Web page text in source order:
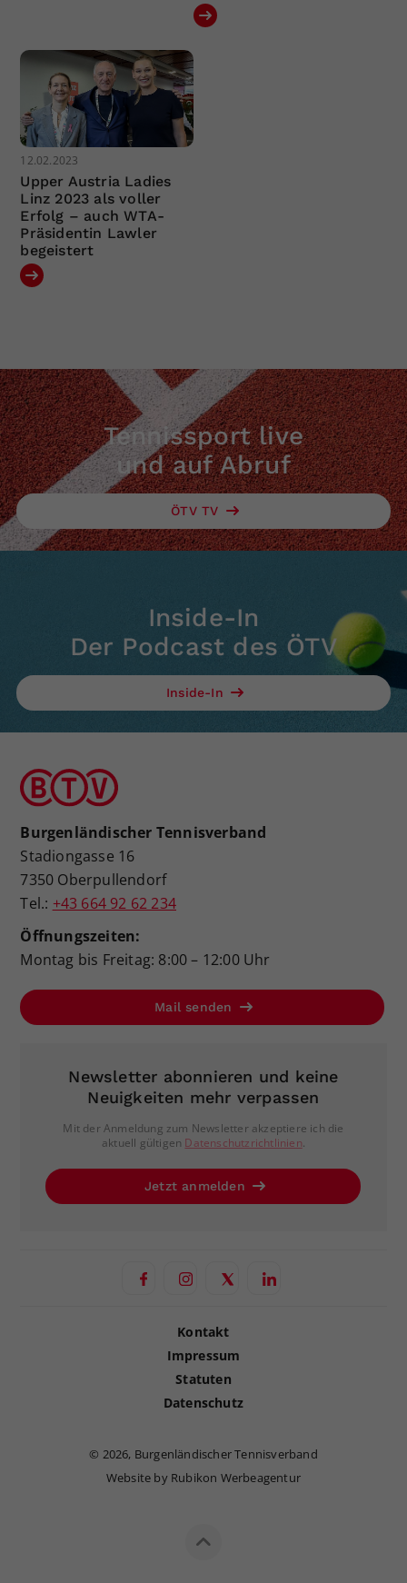
12.02.2023
Upper Austria Ladies
Linz 2023 als voller
Erfolg – auch WTA-
Präsidentin Lawler
begeistert
Tennissport live
und auf Abruf
ÖTV TV
Inside-In
Der Podcast des ÖTV
Inside-In
Burgenländischer Tennisverband
Stadiongasse 16
7350 Oberpullendorf
Tel.: +43 664 92 62 234
Öffnungszeiten:
Montag bis Freitag: 8:00 – 12:00 Uhr
Mail senden
Newsletter abonnieren und keine
Neuigkeiten mehr verpassen
Mit der Anmeldung zum Newsletter akzeptiere ich die
aktuell gültigen Datenschutzrichtlinien.
Jetzt anmelden
Kontakt
Impressum
Statuten
Datenschutz
© 2026, Burgenländischer Tennisverband
Website by Rubikon Werbeagentur